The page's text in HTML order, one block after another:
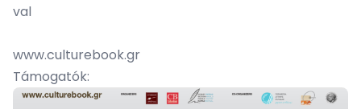
val
www.culturebook.gr
Támogatók: